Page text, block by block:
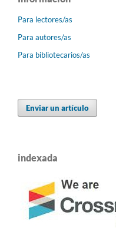
Para lectores/as
Para autores/as
Para bibliotecarios/as
Enviar un artículo
indexada